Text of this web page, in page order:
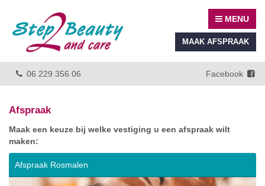
MENU
MAAK AFSPRAAK
06 229 356 06 Facebook
Afspraak
Maak een keuze bij welke vestiging u een afspraak wilt
maken:
Afspraak Rosmalen